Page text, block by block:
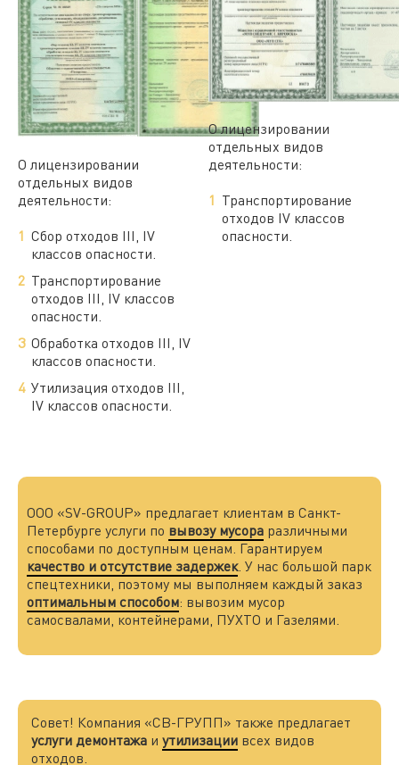
О лицензировании
отдельных видов
деятельности:
Сбор отходов III, IV
классов опасности.
Транспортирование
отходов III, IV классов
опасности.
Обработка отходов III, IV
классов опасности.
Утилизация отходов III,
IV классов опасности.
О лицензировании
отдельных видов
деятельности:
Транспортирование
отходов IV классов
опасности.
ООО «SV-GROUP» предлагает клиентам в Санкт-
Петербурге услуги по вывозу мусора различными
способами по доступным ценам. Гарантируем
качество и отсутствие задержек. У нас большой парк
спецтехники, поэтому мы выполняем каждый заказ
оптимальным способом: вывозим мусор
самосвалами, контейнерами, ПУХТО и Газелями.
Совет! Компания «СВ-ГРУПП» также предлагает
услуги демонтажа и утилизации всех видов
отходов.